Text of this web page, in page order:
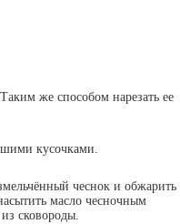
же способом нарезать ее
кусочками.
чеснок и обжарить
масло чесночным
сковороды.